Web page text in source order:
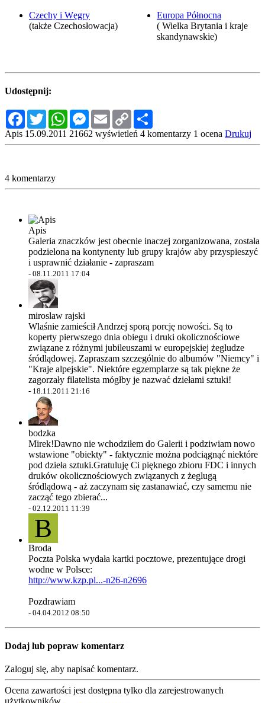
Czechy i Węgry
(także Czechosłowacja)
Europa Północna
( Wielka Brytania i kraje
skandynawskie)
Udostępnij:
Facebook
TwitterWhatsAppMessenger
Email Copy
Link
Apis 15.09.2011 21662 wyświetleń 4 komentarzy 1 ocena Drukuj
4 komentarzy
Apis
Galeria znaczków jest obecnie inaczej zorganizowana, została
podzielona na kontynenty lub grupy krajów aby przyspieszyć
i usprawnić działanie - zapraszam
- 08.11.2011 17:04
miroslaw rajski
Wlaśnie zamieścił Andrzej sporą porcję nowości. Są to
koperty pierwszego dnia obiegu i druki okolicznościowe
związane z różnymi jubileuszami w europejskiej żegludze
śródlądowej. Zapraszam szczególnie do albumów "Niemcy" i
"Kraje alpejskie". Niektóre egzemplarze są tak piękne że
zagorzały filatelista mógłby je nazwać dziełami sztuki!
- 18.11.2011 21:16
bodzka
Mirek!Dawno nie wchodziłem do Galerii i podziwiam nowo
wstawione "obiekty" - faktycznie można podciągnąć niektóre
pod dzieła sztuki.Gratuluję Ci pięknego zbioru FDC i innych
druków okolicznościowych związanych z żeglugą
śródlądową - aż zaczynam się zastanawiać, czy samemu nie
zacząć tego zbierać...
- 02.12.2011 11:39
B
Broda
Poczta Polska wydała kartki pocztowe, prezentujące drogi
wodne w Polsce:
http://www.kzp.pl...-n26-n2696
Pozdrawiam
- 04.04.2012 08:50
Dodaj lub popraw komentarz
Zaloguj się, aby napisać komentarz.
Ocena zawartości jest dostępna tylko dla zarejestrowanych